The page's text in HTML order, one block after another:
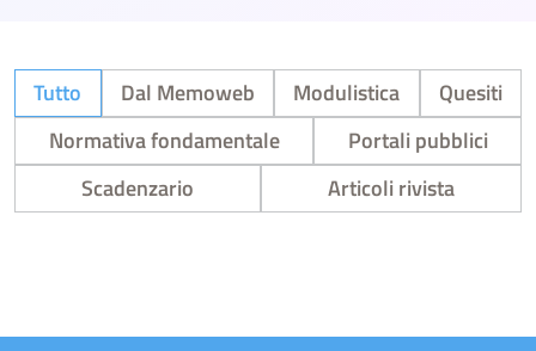
Tutto Dal Memoweb Modulistica
Quesiti
Normativa fondamentale
Portali pubblici
Scadenzario
Articoli rivista